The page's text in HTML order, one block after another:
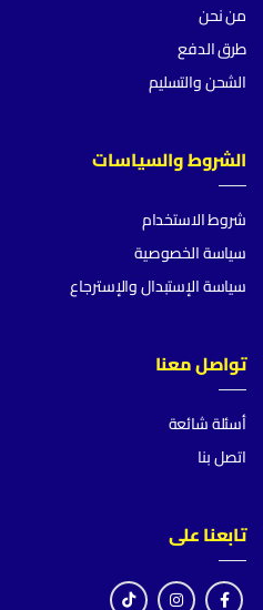
من نحن
طرق الدفع
الشحن والتسليم
الشروط والسياسات
شروط الاستخدام
سياسة الخصوصية
سياسة الإستبدال والإسترجاع
تواصل معنا
أسئلة شائعة
اتصل بنا
تابعنا على